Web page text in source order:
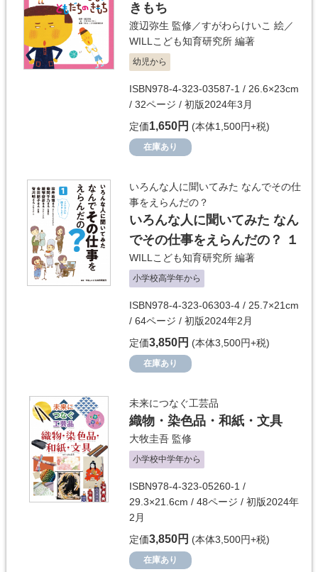
きもち
渡辺弥生 監修／すがわらけいこ 絵／
WILLこども知育研究所 編著
幼児から
ISBN978-4-323-03587-1 / 26.6×23cm
/ 32ページ / 初版2024年3月
定価1,650円 (本体1,500円+税)
在庫あり
いろんな人に聞いてみた なんでその仕
事をえらんだの？
いろんな人に聞いてみた なん
でその仕事をえらんだの？ １
WILLこども知育研究所 編著
小学校高学年から
ISBN978-4-323-06303-4 / 25.7×21cm
/ 64ページ / 初版2024年2月
定価3,850円 (本体3,500円+税)
在庫あり
未来につなぐ工芸品
織物・染色品・和紙・文具
大牧圭吾 監修
小学校中学年から
ISBN978-4-323-05260-1 /
29.3×21.6cm / 48ページ / 初版2024年
2月
定価3,850円 (本体3,500円+税)
在庫あり